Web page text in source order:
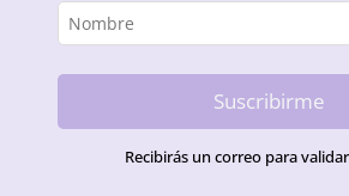
Suscribirme
Recibirás un correo para